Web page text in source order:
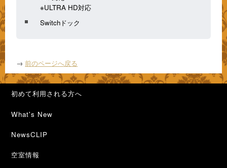
※ULTRA HD対応
Switchドック
→ 前のページへ戻る
初めて利用される方へ
What's New
NewsCLIP
空室情報